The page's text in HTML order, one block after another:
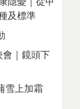
及標準
會｜鏡頭下
雪上加霜